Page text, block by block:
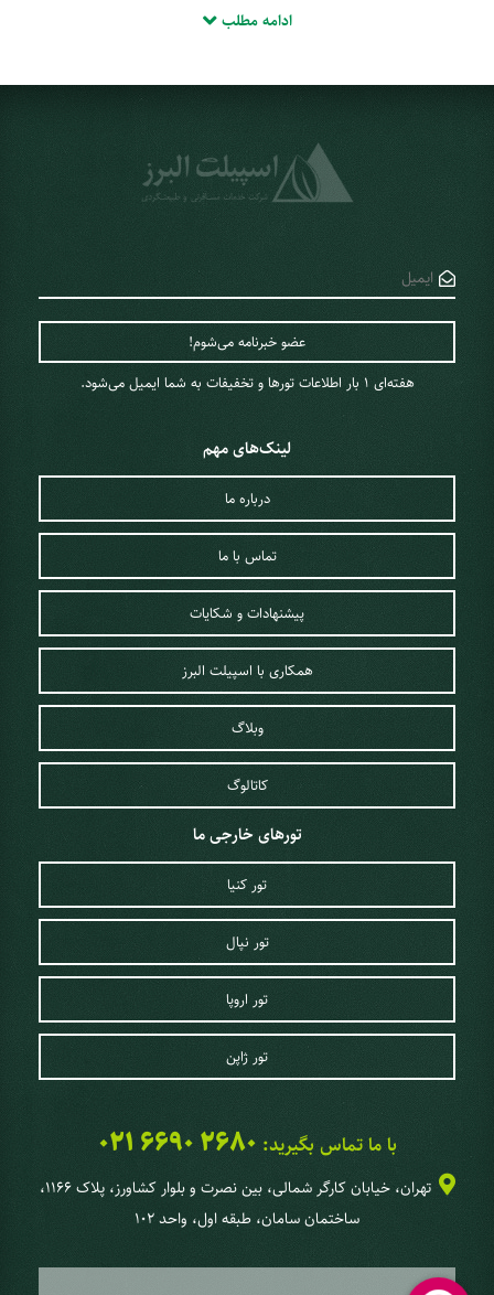
داخلی مورد علاقه خود را از لیست زیر انتخاب کنید و از همین طریق خرید
ادامه مطلب
هفته‌ای 1 ‌بار اطلاعات تورها و تخفیفات به شما ایمیل می‌شود.
لینک‌های مهم
درباره ما
تماس با ما
پیشنهادات و شکایات
همکاری با اسپیلت البرز
وبلاگ
کاتالوگ
تورهای خارجی ما
تور کنیا
تور نپال
تور اروپا
تور ژاپن
با ما تماس بگیرید: 021 6690 2680
تهران، خیابان کارگر شمالی، بین نصرت و بلوار کشاورز، پلاک 1166،
ساختمان سامان، طبقه اول، واحد 102